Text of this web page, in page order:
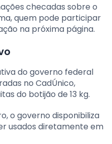
checadas sobre o
quem pode participar
na próxima página.
do governo federal
no CadÚnico,
do botijão de 13 kg.
o governo disponibiliza
usados diretamente em